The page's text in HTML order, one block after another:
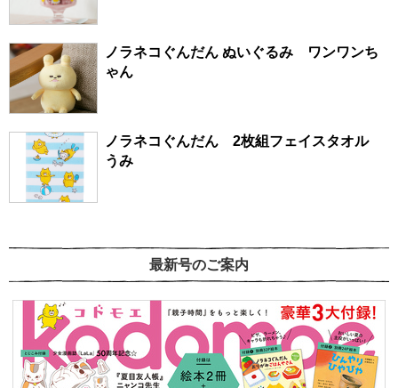
ノラネコぐんだん ぬいぐるみ ワンワンち
ゃん
ノラネコぐんだん 2枚組フェイスタオル
うみ
最新号のご案内